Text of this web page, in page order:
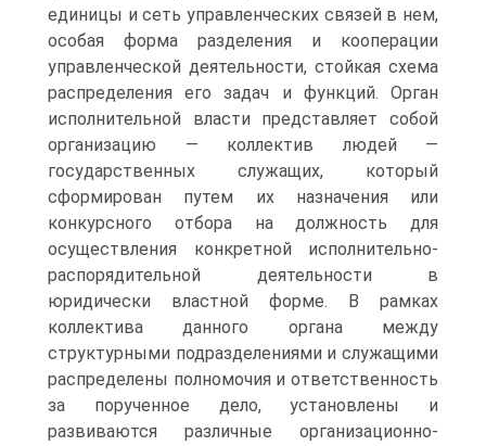
единицы и сеть управленческих связей в нем,
особая форма разделения и кооперации
управленческой деятельности, стойкая схема
распределения его задач и функций. Орган
исполнительной власти представляет собой
организацию — коллектив людей —
государственных служащих, который
сформирован путем их назначения или
конкурсного отбора на должность для
осуществления конкретной исполнительно-
распорядительной деятельности в
юридически властной форме. В рамках
коллектива данного органа между
структурными подразделениями и служащими
распределены полномочия и ответственность
за порученное дело, установлены и
развиваются различные организационно-